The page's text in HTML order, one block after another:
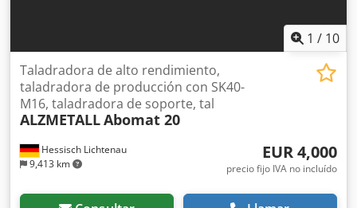
1 / 10
Hessisch Lichtenau
9,413 km
Taladradora de alto rendimiento,
taladradora de producción con SK40-
M16, taladradora de soporte, tal
ALZMETALLAbomat 20
EUR 4,000
precio fijo IVA no incluído